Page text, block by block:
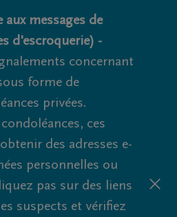
aux messages de
d'escroquerie) -
concernant
forme de
privées.
ces
des adresses e-
personnelles ou
pas sur des liens
suspects et vérifiez